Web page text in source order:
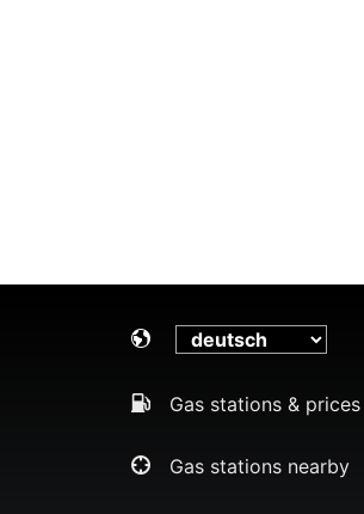
Gas stations & prices
Gas stations nearby